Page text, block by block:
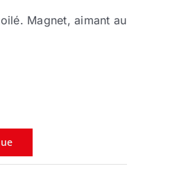
Magnet, aimant au